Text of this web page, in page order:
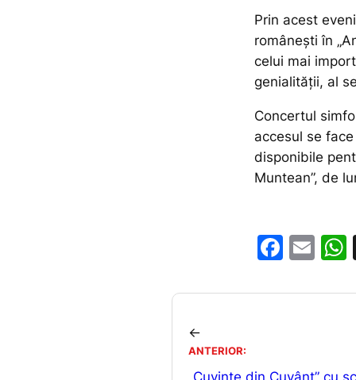
Prin acest
românești în
celui mai
genialității, al
Concertul
accesul se
disponibile
Muntean”, de
F
c
E
ai
←
ANTERIOR: